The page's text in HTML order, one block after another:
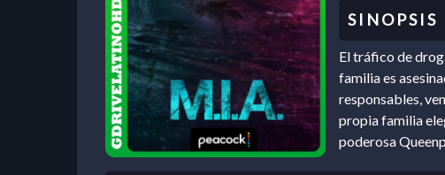
El tráfico de
familia es
responsables,
propia familia
poderosa